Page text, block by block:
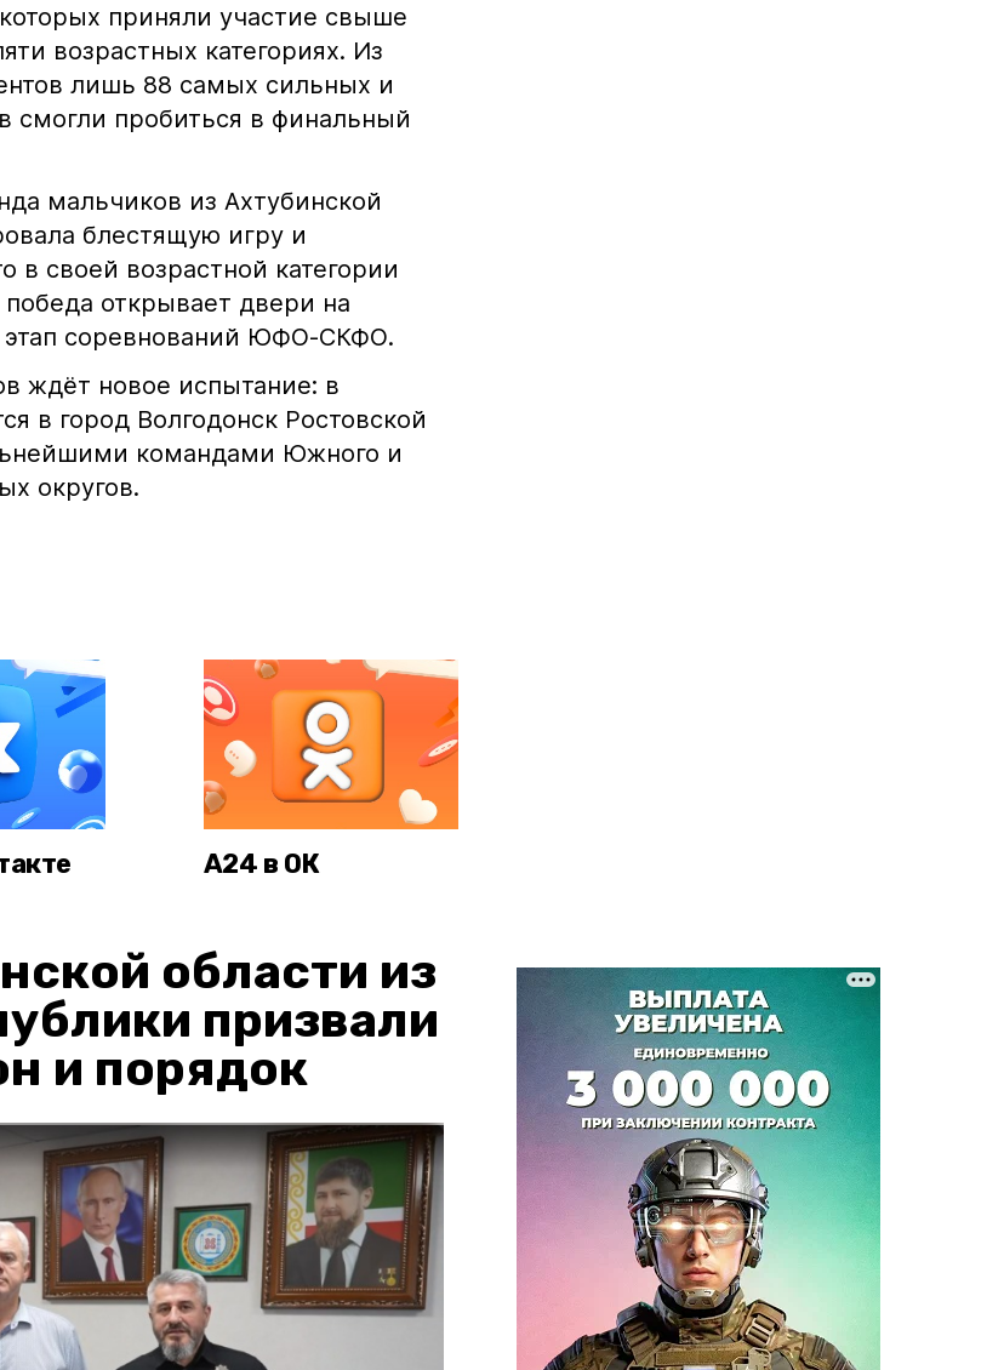
приняли участие свыше
возрастных категориях. Из
лишь 88 самых сильных и
смогли пробиться в финальный
мальчиков из Ахтубинской
блестящую игру и
в своей возрастной категории
открывает двери на
соревнований ЮФО-СКФО.
ждёт новое испытание: в
в город Волгодонск Ростовской
командами Южного и
округов.
А24 в ОК
области из
призвали
и порядок